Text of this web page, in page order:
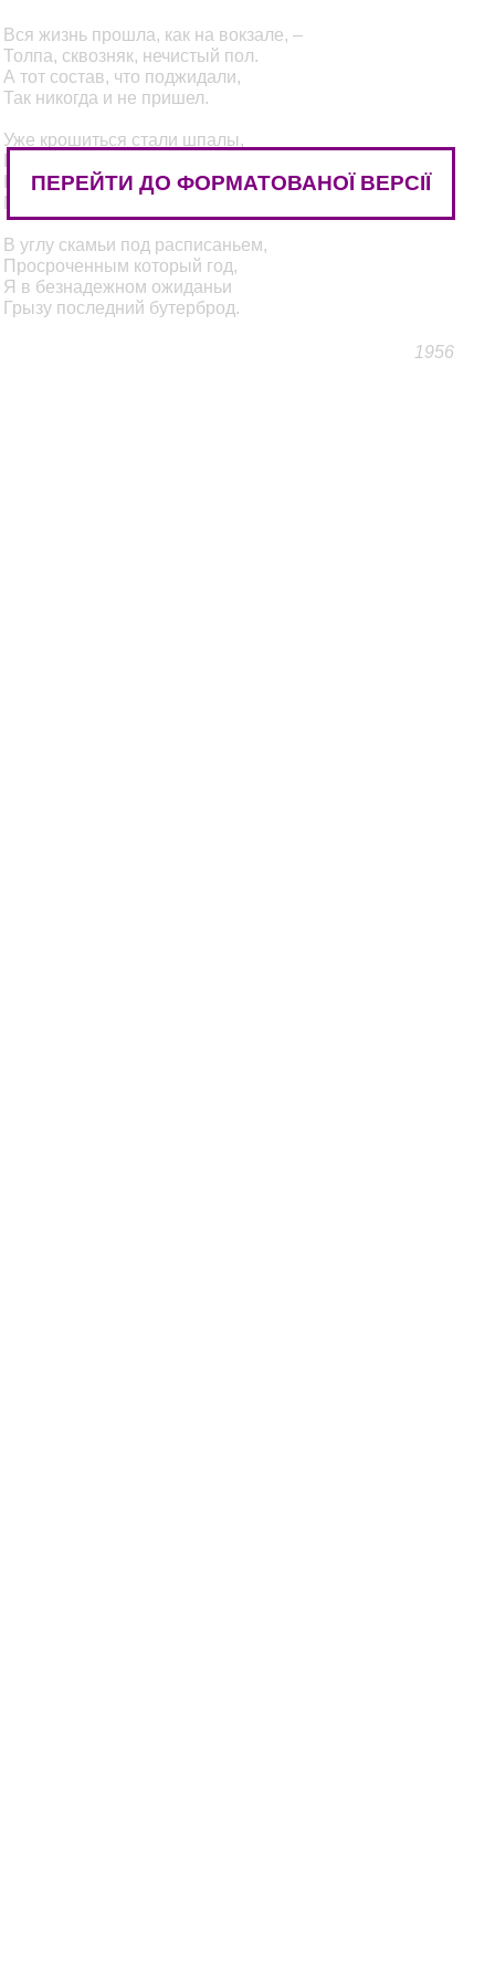
Вся жизнь прошла, как на вокзале, –
Толпа, сквозняк, нечистый пол.
А тот состав, что поджидали,
Так никогда и не пришел.
Уже крошиться стали шпалы,
Покрылись ржавчиной пути, –
Но я не ухожу с вокзала,
Мне больше некуда идти.
В углу скамьи под расписаньем,
Просроченным который год,
Я в безнадежном ожиданьи
Грызу последний бутерброд.
1956
ПЕРЕЙТИ ДО ФОРМАТОВАНОЇ ВЕРСІЇ